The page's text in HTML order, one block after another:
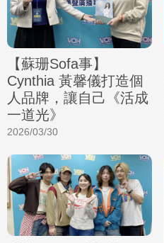
【蘇珊Sofa事】
Cynthia 黃馨儀打造個
人品牌，讓自己《活成
一道光》
2026/03/30